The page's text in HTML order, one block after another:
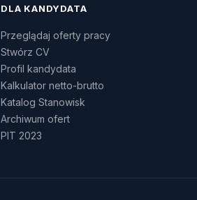
DLA KANDYDATA
Przeglądaj oferty pracy
Stwórz CV
Profil kandydata
Kalkulator netto-brutto
Katalog Stanowisk
Archiwum ofert
PIT 2023